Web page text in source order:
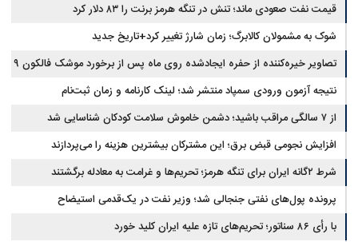
قیمت نفت صعودی ماند؛ تنش در تنگه هرمز برنت را ۸۳ دلار کرد
شوک به مشمولان کالابرگ؛ زمان شارژ تغییر کرد+تاریخ جدید
تصاویر خیره‌کننده از حفره ایجادشده روی ماه پس از برخورد موشک فالکون ۹
نتیجه آزمون ورودی سمپاد منتشر شد؛ لینک کارنامه و زمان ثبت‌نام
از ۷ سالگی مراقب باشید؛ دشمن خاموش سلامت کودکان شناسایی شد
افزایش نجومی قبض برق؛ این مشترکان بیشترین هزینه را می‌پردازند
شرط ۲گانه ایران برای تنگه هرمز؛ تحریم‌ها و غرامت به معادله برگشتند
پرونده پول‌های نفتی جنجالی شد؛ وزیر نفت در یک‌قدمی استیضاح
با رأی ۸۶ سناتور؛ تحریم‌های تازه علیه ایران کلید خورد